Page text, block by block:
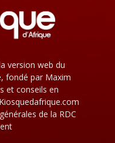
version web du
fondé par Maxim
et conseils en
de la RDC